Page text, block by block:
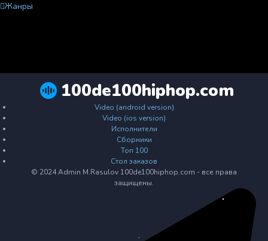
Жанры
100de100hiphop.com
Video (android version)
Video (ios version)
Исполнители
Сборники
Топ 100
Стол заказов
© 2024 Admin M.Rasulov 100de100hiphop.com - все права
защищены.